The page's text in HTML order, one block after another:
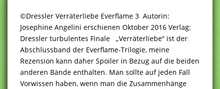
©Dressler Verräterliebe Everflame 3 Autorin:
Josephine Angelini erschienen Oktober 2016 Verlag:
Dressler turbulentes Finale „Verräterliebe“ ist der
Abschlussband der Everflame-Trilogie, meine
Rezension kann daher Spoiler in Bezug auf die beiden
anderen Bände enthalten. Man sollte auf jeden Fall
Vorwissen haben, wenn man die Zusammenhänge